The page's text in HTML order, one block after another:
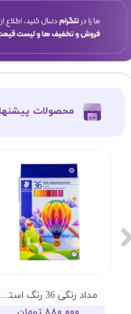
مداد رنگی 36 رنگ استدلر مدل سافت
​محصولات